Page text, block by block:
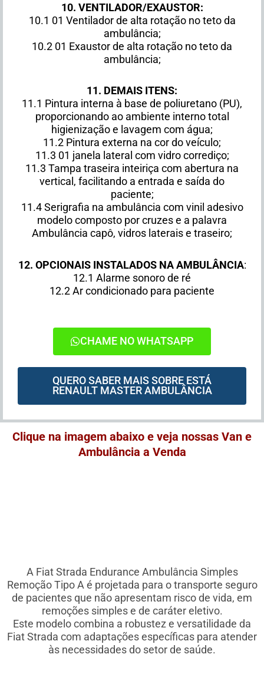
10. VENTILADOR/EXAUSTOR:
10.1 01 Ventilador de alta rotação no teto da
ambulância;
10.2 01 Exaustor de alta rotação no teto da
ambulância;
11. DEMAIS ITENS:
11.1 Pintura interna à base de poliuretano (PU),
proporcionando ao ambiente interno total
higienização e lavagem com água;
11.2 Pintura externa na cor do veículo;
11.3 01 janela lateral com vidro corrediço;
11.3 Tampa traseira inteiriça com abertura na
vertical, facilitando a entrada e saída do
paciente;
11.4 Serigrafia na ambulância com vinil adesivo
modelo composto por cruzes e a palavra
Ambulância capô, vidros laterais e traseiro;
12. OPCIONAIS INSTALADOS NA AMBULÂNCIA:
12.1 Alarme sonoro de ré
12.2 Ar condicionado para paciente
CHAME NO WHATSAPP
QUERO SABER MAIS SOBRE ESTÁ
RENAULT MASTER AMBULÂNCIA
Clique na imagem abaixo e veja nossas Van e
Ambulância a Venda
A Fiat Strada Endurance Ambulância Simples
Remoção Tipo A é projetada para o transporte seguro
de pacientes que não apresentam risco de vida, em
remoções simples e de caráter eletivo.
Este modelo combina a robustez e versatilidade da
Fiat Strada com adaptações específicas para atender
às necessidades do setor de saúde.